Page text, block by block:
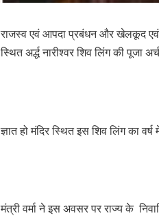
राजस्व एवं आपदा प्रबंधन और खेलकूद एवं
स्थित अर्द्ध नारीश्वर शिव लिंग की पूजा
ज्ञात हो मंदिर स्थित इस शिव लिंग का
मंत्री वर्मा ने इस अवसर पर राज्य के